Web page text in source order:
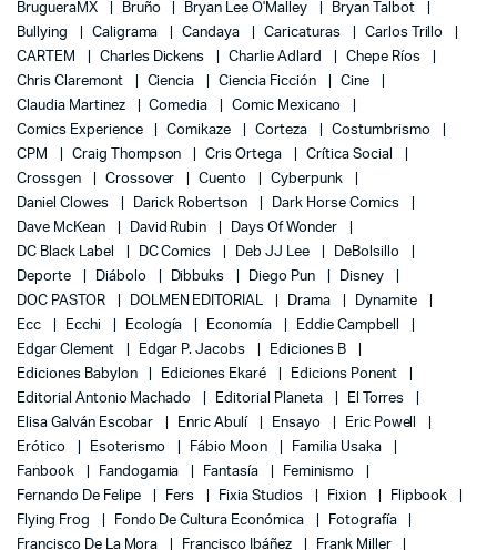
BrugueraMX
Bruño Bryan Lee O'Malley
Bryan Talbot
Bullying
Caligrama Candaya Caricaturas
Carlos Trillo
CARTEM
Charles Dickens Charlie Adlard
Chepe Ríos
Chris Claremont
Ciencia Ciencia Ficción
Cine
Claudia Martinez
Comedia
Comic Mexicano
Comics Experience
Comikaze Corteza
Costumbrismo
CPM
Craig Thompson Cris Ortega
Crítica Social
Crossgen
Crossover Cuento
Cyberpunk
Daniel Clowes
Darick Robertson
Dark Horse Comics
Dave McKean
David Rubin
Days Of Wonder
DC Black Label
DC Comics Deb JJ Lee
DeBolsillo
Deporte
Diábolo Dibbuks Diego Pun
Disney
DOC PASTOR
DOLMEN EDITORIAL Drama
Dynamite
Ecc
Ecchi Ecología Economía
Eddie Campbell
Edgar Clement
Edgar P. Jacobs
Ediciones B
Ediciones Babylon
Ediciones Ekaré
Edicions Ponent
Editorial Antonio Machado
Editorial Planeta
El Torres
Elisa Galván Escobar
Enric Abulí Ensayo
Eric Powell
Erótico
Esoterismo Fábio Moon
Familia Usaka
Fanbook
Fandogamia Fantasía
Feminismo
Fernando De Felipe
Fers Fixia Studios Fixion
Flipbook
Flying Frog
Fondo De Cultura Económica
Fotografía
Francisco De La Mora
Francisco Ibáñez
Frank Miller